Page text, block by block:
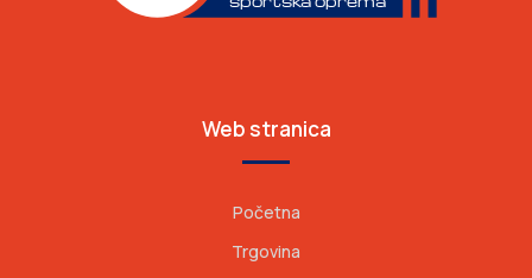
Web stranica
Početna
Trgovina